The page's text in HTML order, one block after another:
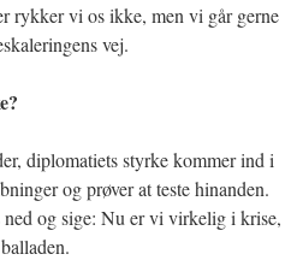
rykker vi os ikke, men vi går gerne
vej.
diplomatiets styrke kommer ind i
og prøver at teste hinanden.
og sige: Nu er vi virkelig i krise,